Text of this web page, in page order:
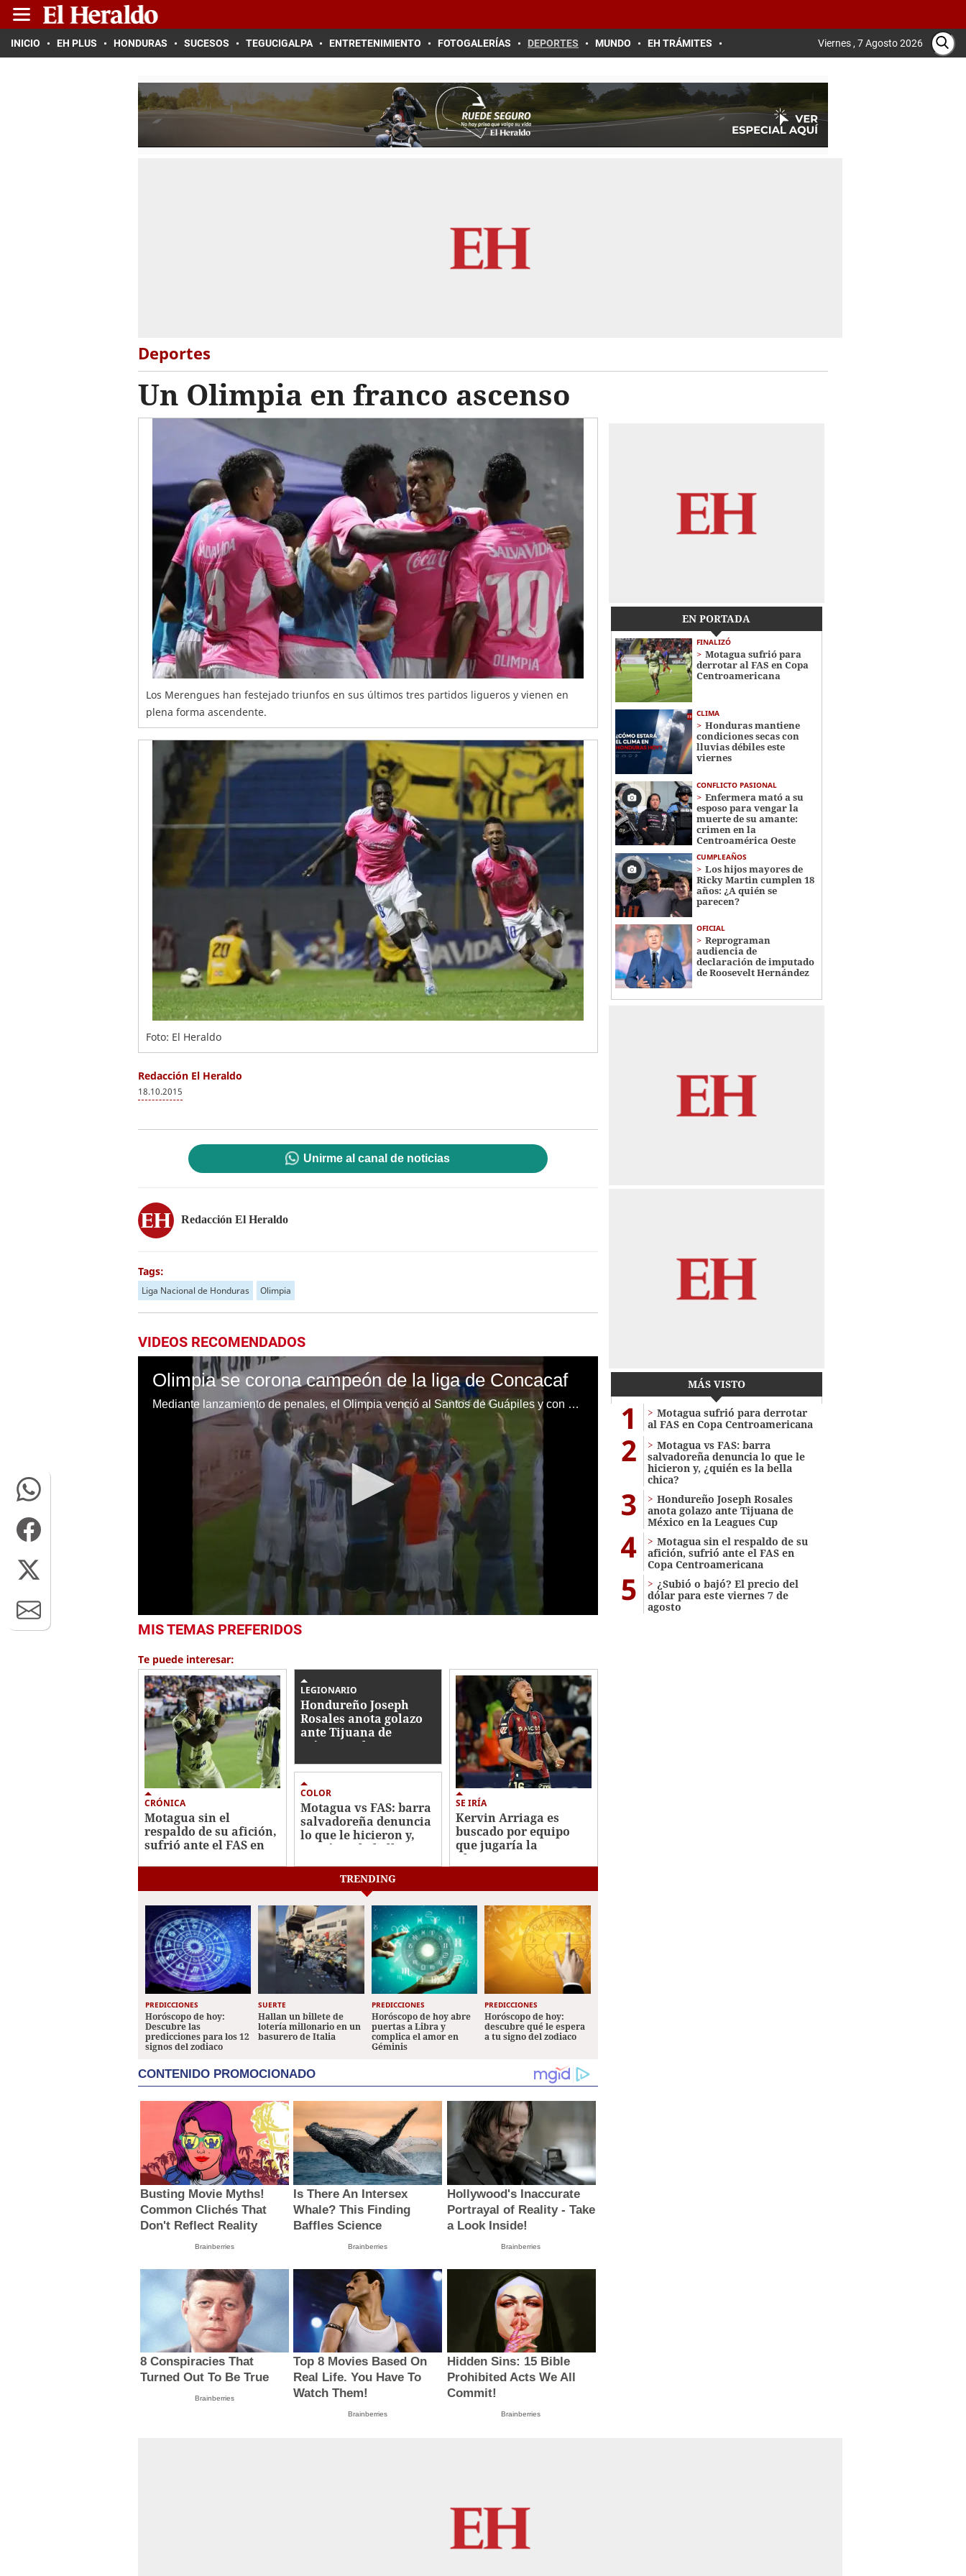
INICIO EH PLUS HONDURAS SUCESOS TEGUCIGALPA ENTRETENIMIENTO FOTOGALERÍAS DEPORTES MUNDO EH TRÁMITES Viernes , 7 Agosto 2026
Deportes
Un Olimpia en franco ascenso
Los Merengues han festejado triunfos en sus últimos tres partidos ligueros y vienen en
plena forma ascendente.
Foto: El Heraldo
Redacción El Heraldo
18.10.2015
Unirme al canal de noticias
Redacción El Heraldo
Tags:
Liga Nacional de Honduras Olimpia
VIDEOS RECOMENDADOS
Olimpia se corona campeón de la liga de Concacaf
Mediante lanzamiento de penales, el Olimpia venció al Santos de Guápiles y con esto se coronó campeón de la liga de Concacaf disputado en el estadio Nacional de Costa Rica.
seconds
8
minutes,
secondsVolume
0%
MIS TEMAS PREFERIDOS
Te puede interesar:
CRÓNICA
Motagua sin el
respaldo de su afición,
sufrió ante el FAS en
LEGIONARIO
Hondureño Joseph
Rosales anota golazo
ante Tijuana de
México en la Leagues
COLOR
Motagua vs FAS: barra
salvadoreña denuncia
lo que le hicieron y,
¿quién es la bella
chica?
SE IRÍA
Kervin Arriaga es
buscado por equipo
que jugaría la
Champions League
EN PORTADA
FINALIZÓ
Motagua sufrió para
derrotar al FAS en Copa
Centroamericana
CLIMA
Honduras mantiene
condiciones secas con
lluvias débiles este
viernes
CONFLICTO PASIONAL
Enfermera mató a su
esposo para vengar la
muerte de su amante:
crimen en la
Centroamérica Oeste
CUMPLEAÑOS
Los hijos mayores de
Ricky Martin cumplen 18
años: ¿A quién se
parecen?
OFICIAL
Reprograman
audiencia de
declaración de imputado
de Roosevelt Hernández
MÁS VISTO
1
Motagua sufrió para derrotar
al FAS en Copa Centroamericana
2
Motagua vs FAS: barra
salvadoreña denuncia lo que le
hicieron y, ¿quién es la bella
chica?
3
Hondureño Joseph Rosales
anota golazo ante Tijuana de
México en la Leagues Cup
4
Motagua sin el respaldo de su
afición, sufrió ante el FAS en
Copa Centroamericana
5
¿Subió o bajó? El precio del
dólar para este viernes 7 de
agosto
TRENDING
PREDICCIONES
Horóscopo de hoy:
Descubre las
predicciones para los 12
signos del zodiaco
SUERTE
Hallan un billete de
lotería millonario en un
basurero de Italia
PREDICCIONES
Horóscopo de hoy abre
puertas a Libra y
complica el amor en
Géminis
PREDICCIONES
Horóscopo de hoy:
descubre qué le espera
a tu signo del zodiaco
CONTENIDO PROMOCIONADO
Busting Movie Myths!
Common Clichés That
Don't Reflect Reality
Brainberries
Is There An Intersex
Whale? This Finding
Baffles Science
Brainberries
Hollywood's Inaccurate
Portrayal of Reality - Take
a Look Inside!
Brainberries
8 Conspiracies That
Turned Out To Be True
Brainberries
Top 8 Movies Based On
Real Life. You Have To
Watch Them!
Brainberries
Hidden Sins: 15 Bible
Prohibited Acts We All
Commit!
Brainberries